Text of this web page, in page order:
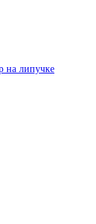
на липучке